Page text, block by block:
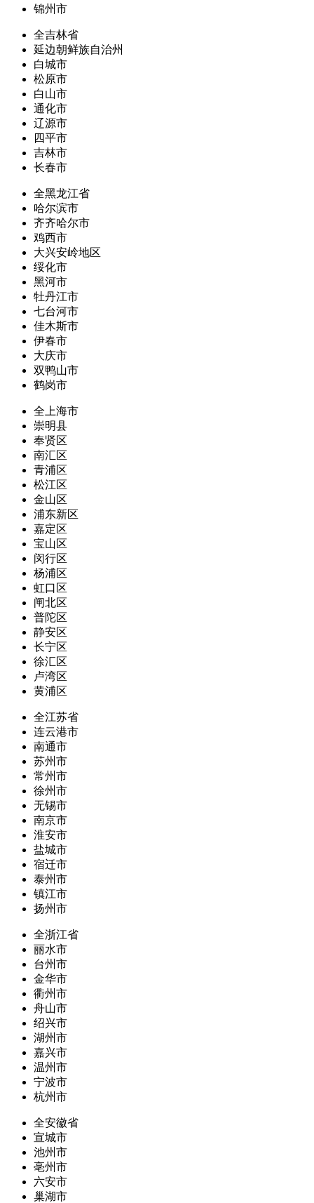
锦州市
全吉林省
延边朝鲜族自治州
白城市
松原市
白山市
通化市
辽源市
四平市
吉林市
长春市
全黑龙江省
哈尔滨市
齐齐哈尔市
鸡西市
大兴安岭地区
绥化市
黑河市
牡丹江市
七台河市
佳木斯市
伊春市
大庆市
双鸭山市
鹤岗市
全上海市
崇明县
奉贤区
南汇区
青浦区
松江区
金山区
浦东新区
嘉定区
宝山区
闵行区
杨浦区
虹口区
闸北区
普陀区
静安区
长宁区
徐汇区
卢湾区
黄浦区
全江苏省
连云港市
南通市
苏州市
常州市
徐州市
无锡市
南京市
淮安市
盐城市
宿迁市
泰州市
镇江市
扬州市
全浙江省
丽水市
台州市
金华市
衢州市
舟山市
绍兴市
湖州市
嘉兴市
温州市
宁波市
杭州市
全安徽省
宣城市
池州市
亳州市
六安市
巢湖市